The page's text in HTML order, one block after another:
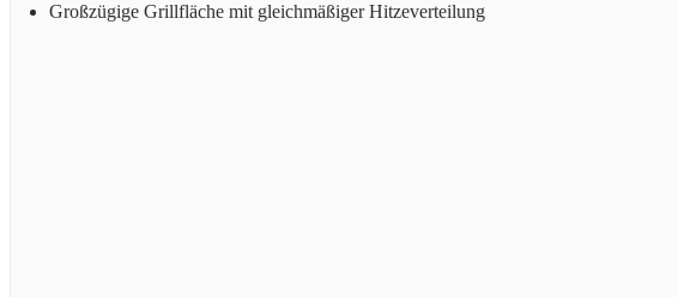
Großzügige Grillfläche mit gleichmäßiger Hitzeverteilung